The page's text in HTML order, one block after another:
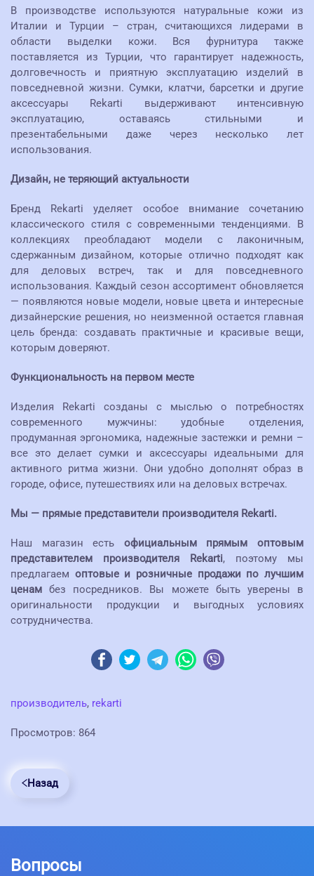
В производстве используются натуральные кожи из
Италии и Турции – стран, считающихся лидерами в
области выделки кожи. Вся фурнитура также
поставляется из Турции, что гарантирует надежность,
долговечность и приятную эксплуатацию изделий в
повседневной жизни. Сумки, клатчи, барсетки и другие
аксессуары Rekarti выдерживают интенсивную
эксплуатацию, оставаясь стильными и
презентабельными даже через несколько лет
использования.
Дизайн, не теряющий актуальности
Бренд Rekarti уделяет особое внимание сочетанию
классического стиля с современными тенденциями. В
коллекциях преобладают модели с лаконичным,
сдержанным дизайном, которые отлично подходят как
для деловых встреч, так и для повседневного
использования. Каждый сезон ассортимент обновляется
— появляются новые модели, новые цвета и интересные
дизайнерские решения, но неизменной остается главная
цель бренда: создавать практичные и красивые вещи,
которым доверяют.
Функциональность на первом месте
Изделия Rekarti созданы с мыслью о потребностях
современного мужчины: удобные отделения,
продуманная эргономика, надежные застежки и ремни –
все это делает сумки и аксессуары идеальными для
активного ритма жизни. Они удобно дополнят образ в
городе, офисе, путешествиях или на деловых встречах.
Мы — прямые представители производителя Rekarti.
Наш магазин есть официальным прямым оптовым
представителем производителя Rekarti, поэтому мы
предлагаем оптовые и розничные продажи по лучшим
ценам без посредников. Вы можете быть уверены в
оригинальности продукции и выгодных условиях
сотрудничества.
производитель, rekarti
Просмотров: 864
Назад
Вопросы